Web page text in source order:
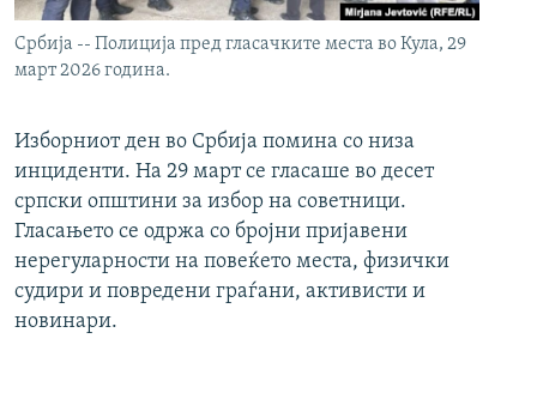
Србија -- Полиција пред гласачките места во Кула, 29
март 2026 година.
Изборниот ден во Србија помина со низа
инциденти. На 29 март се гласаше во десет
српски општини за избор на советници.
Гласањето се одржа со бројни пријавени
нерегуларности на повеќето места, физички
судири и повредени граѓани, активисти и
новинари.